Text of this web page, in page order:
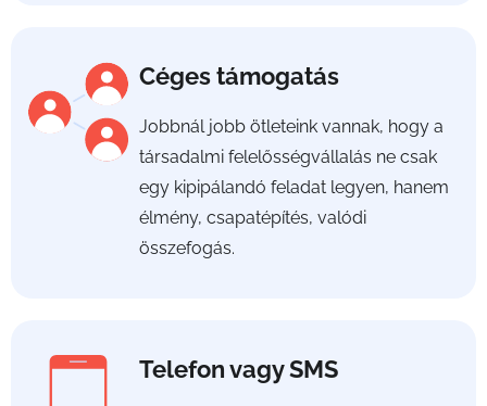
Céges támogatás
Jobbnál jobb ötleteink vannak, hogy a
társadalmi felelősségvállalás ne csak
egy kipipálandó feladat legyen, hanem
élmény, csapatépítés, valódi
összefogás.
Telefon vagy SMS